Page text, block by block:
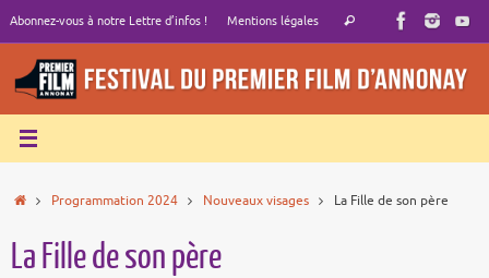
contenu
Abonnez-vous à notre Lettre d’infos ! Mentions légales
Recherche
Rechercher
AccueilProgrammation 2024 Nouveaux visages La Fille de son père
La Fille de son père